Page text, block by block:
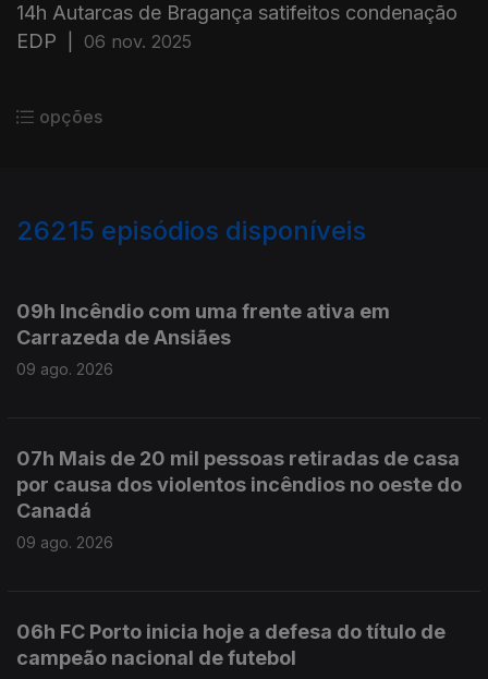
14h Autarcas de Bragança satifeitos condenação
EDP
06 nov. 2025
opções
26215 episódios disponíveis
09h Incêndio com uma frente ativa em
Carrazeda de Ansiães
09 ago. 2026
07h Mais de 20 mil pessoas retiradas de casa
por causa dos violentos incêndios no oeste do
Canadá
09 ago. 2026
06h FC Porto inicia hoje a defesa do título de
campeão nacional de futebol